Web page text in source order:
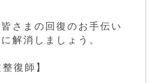
さまの回復のお手伝い
解消しましょう。
復師】